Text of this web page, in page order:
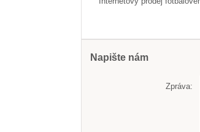
Napište nám
Zpráva: